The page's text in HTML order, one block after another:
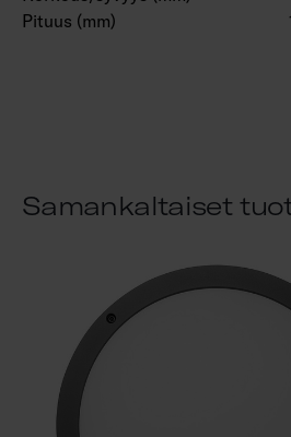
Pituus (mm)
Samankaltaiset